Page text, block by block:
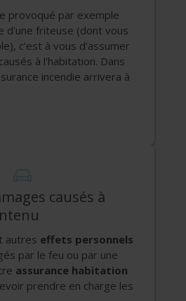
provoqué par exemple
d'une friteuse (dont vous
c’est à vous d’assumer
à l'habitation. Dans
incendie arrivera à
causés à
autres effets personnels
par le feu ou par une
assurance habitation
prendre en charge les